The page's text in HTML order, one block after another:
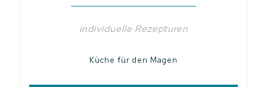
individuelle Rezepturen
Küche für den Magen